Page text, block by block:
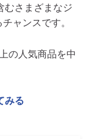
むさまざまなジ
ャンスです。
の人気商品を中
みる